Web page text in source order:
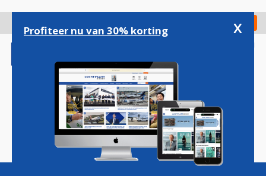
gaan
Check in
Magazine Podcasts Vacatures
Profiteer nu van 30% korting x